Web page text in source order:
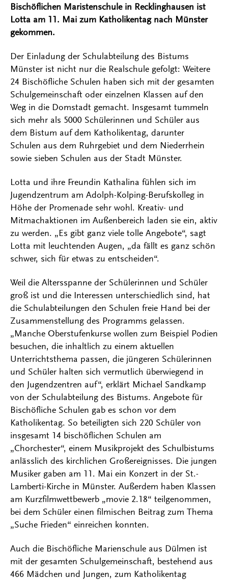
Bischöflichen Maristenschule in Recklinghausen ist
Lotta am 11. Mai zum Katholikentag nach Münster
gekommen.
Der Einladung der Schulabteilung des Bistums
Münster ist nicht nur die Realschule gefolgt: Weitere
24 Bischöfliche Schulen haben sich mit der gesamten
Schulgemeinschaft oder einzelnen Klassen auf den
Weg in die Domstadt gemacht. Insgesamt tummeln
sich mehr als 5000 Schülerinnen und Schüler aus
dem Bistum auf dem Katholikentag, darunter
Schulen aus dem Ruhrgebiet und dem Niederrhein
sowie sieben Schulen aus der Stadt Münster.
Lotta und ihre Freundin Kathalina fühlen sich im
Jugendzentrum am Adolph-Kolping-Berufskolleg in
Höhe der Promenade sehr wohl. Kreativ- und
Mitmachaktionen im Außenbereich laden sie ein, aktiv
zu werden. „Es gibt ganz viele tolle Angebote“, sagt
Lotta mit leuchtenden Augen, „da fällt es ganz schön
schwer, sich für etwas zu entscheiden“.
Weil die Altersspanne der Schülerinnen und Schüler
groß ist und die Interessen unterschiedlich sind, hat
die Schulabteilungen den Schulen freie Hand bei der
Zusammenstellung des Programms gelassen.
„Manche Oberstufenkurse wollen zum Beispiel Podien
besuchen, die inhaltlich zu einem aktuellen
Unterrichtsthema passen, die jüngeren Schülerinnen
und Schüler halten sich vermutlich überwiegend in
den Jugendzentren auf“, erklärt Michael Sandkamp
von der Schulabteilung des Bistums. Angebote für
Bischöfliche Schulen gab es schon vor dem
Katholikentag. So beteiligten sich 220 Schüler von
insgesamt 14 bischöflichen Schulen am
„Chorchester“, einem Musikprojekt des Schulbistums
anlässlich des kirchlichen Großereignisses. Die jungen
Musiker gaben am 11. Mai ein Konzert in der St.-
Lamberti-Kirche in Münster. Außerdem haben Klassen
am Kurzfilmwettbewerb „movie 2.18“ teilgenommen,
bei dem Schüler einen filmischen Beitrag zum Thema
„Suche Frieden“ einreichen konnten.
Auch die Bischöfliche Marienschule aus Dülmen ist
mit der gesamten Schulgemeinschaft, bestehend aus
466 Mädchen und Jungen, zum Katholikentag